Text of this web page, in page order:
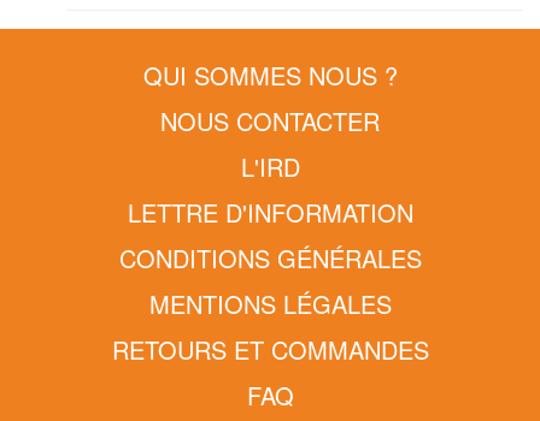
QUI SOMMES NOUS ?
NOUS CONTACTER
L'IRD
LETTRE D'INFORMATION
CONDITIONS GÉNÉRALES
MENTIONS LÉGALES
RETOURS ET COMMANDES
FAQ